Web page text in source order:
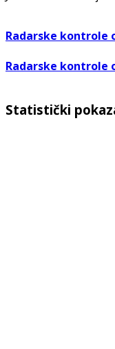
Radarske kontrole
Radarske kontrole
Statistički